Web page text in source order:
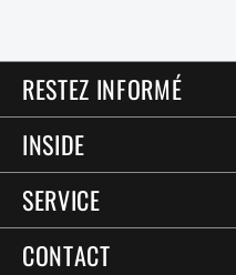
RESTEZ INFORMÉ
INSIDE
SERVICE
CONTACT